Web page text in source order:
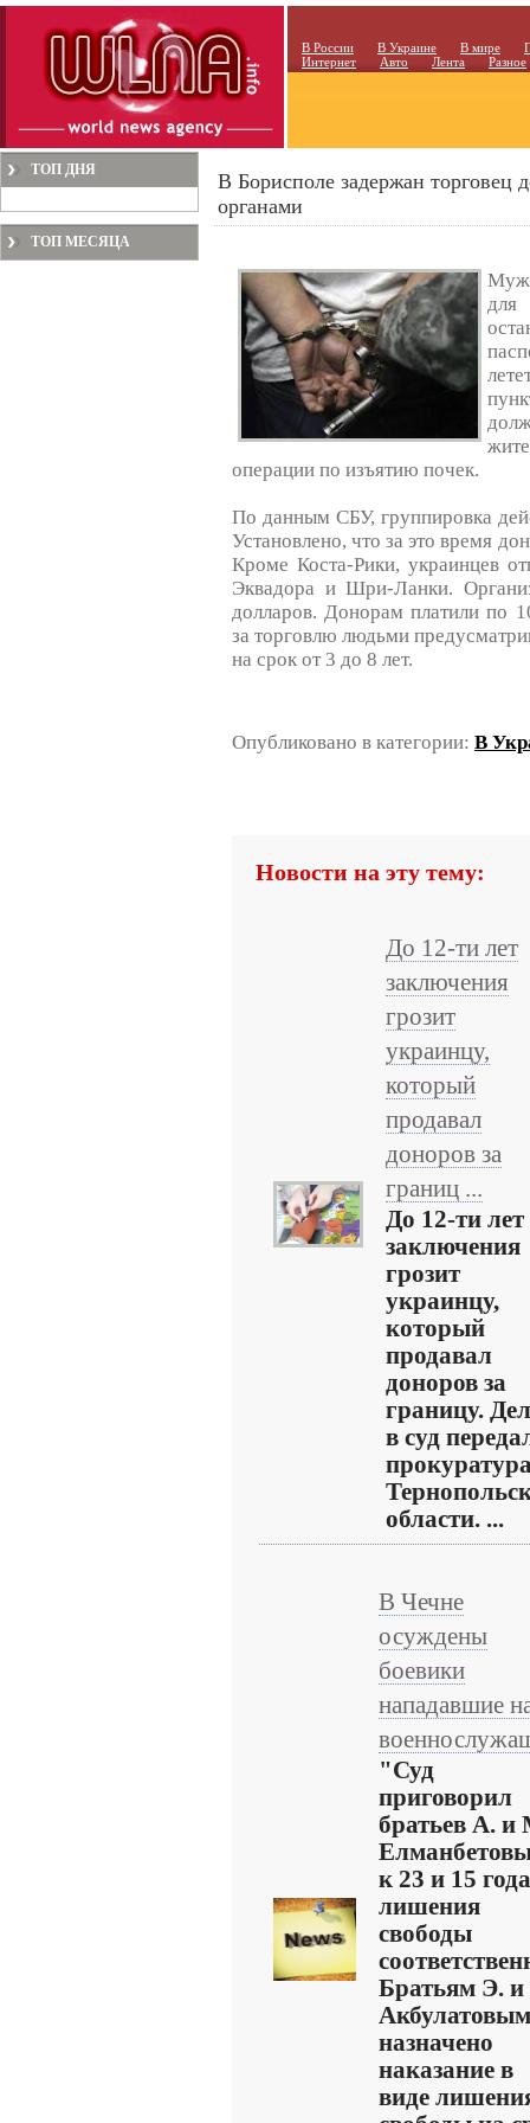
В России В Украине В мире
Интернет
Авто Лента Разное
ТОП ДНЯ
ТОП МЕСЯЦА
В Борисполе задержан торговец
органами
для
операции по изъятию почек.
По данным СБУ, группировка
Установлено, что за это время
Кроме Коста-Рики, украинцев
Эквадора и Шри-Ланки.
долларов. Донорам платили по
за торговлю людьми
на срок от 3 до 8 лет.
Опубликовано в категории: В
Новости на эту тему:
До 12-ти лет
заключения
грозит
украинцу,
который
продавал
доноров за
границ ...
До 12-ти лет
заключения
грозит
украинцу,
который
продавал
доноров за
границу.
в суд
области. ...
В Чечне
осуждены
боевики
нападавшие
"Суд
приговорил
братьев А. и
к 23 и 15
лишения
свободы
Братьям Э.
Акбулатовым
назначено
наказание в
виде